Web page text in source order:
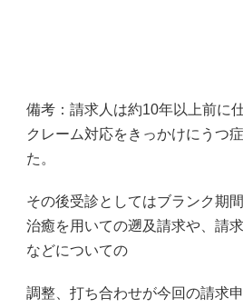
備考：請求人は約10年以上前に
クレーム対応をきっかけにうつ
た。
その後受診としてはブランク期
治癒を用いての遡及請求や、請
などについての
調整、打ち合わせが今回の請求